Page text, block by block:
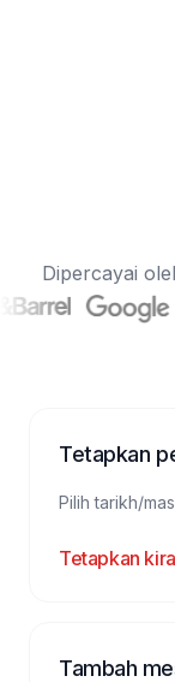
Dipercayai
Tetapkan
Pilih tarikh/
Tetapkan
Tambah